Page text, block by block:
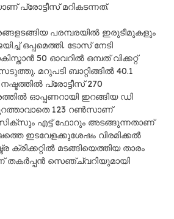
പ്രോട്ടീസ് മറികടന്നത്.
പരമ്പരയിൽ ഇരുടീമുകളും
ഒപ്പമെത്തി. ടോസ് നേടി
50 ഓവറിൽ ഒമ്പത് വിക്കറ്റ്
മറുപടി ബാറ്റിങ്ങിൽ 40.1
പ്രോട്ടീസ് 270
ഓപ്പണറായി ഇറങ്ങിയ ഡി
123 റണ്‍സാണ്
എട്ട് ഫോറും അടങ്ങുന്നതാണ്
ഇടവേളക്കുശേഷം വിരമിക്കല്‍
ക്രിക്കറ്റില്‍ മടങ്ങിയെത്തിയ താരം
തകർപ്പൻ സെഞ്ച്വറിയുമായി